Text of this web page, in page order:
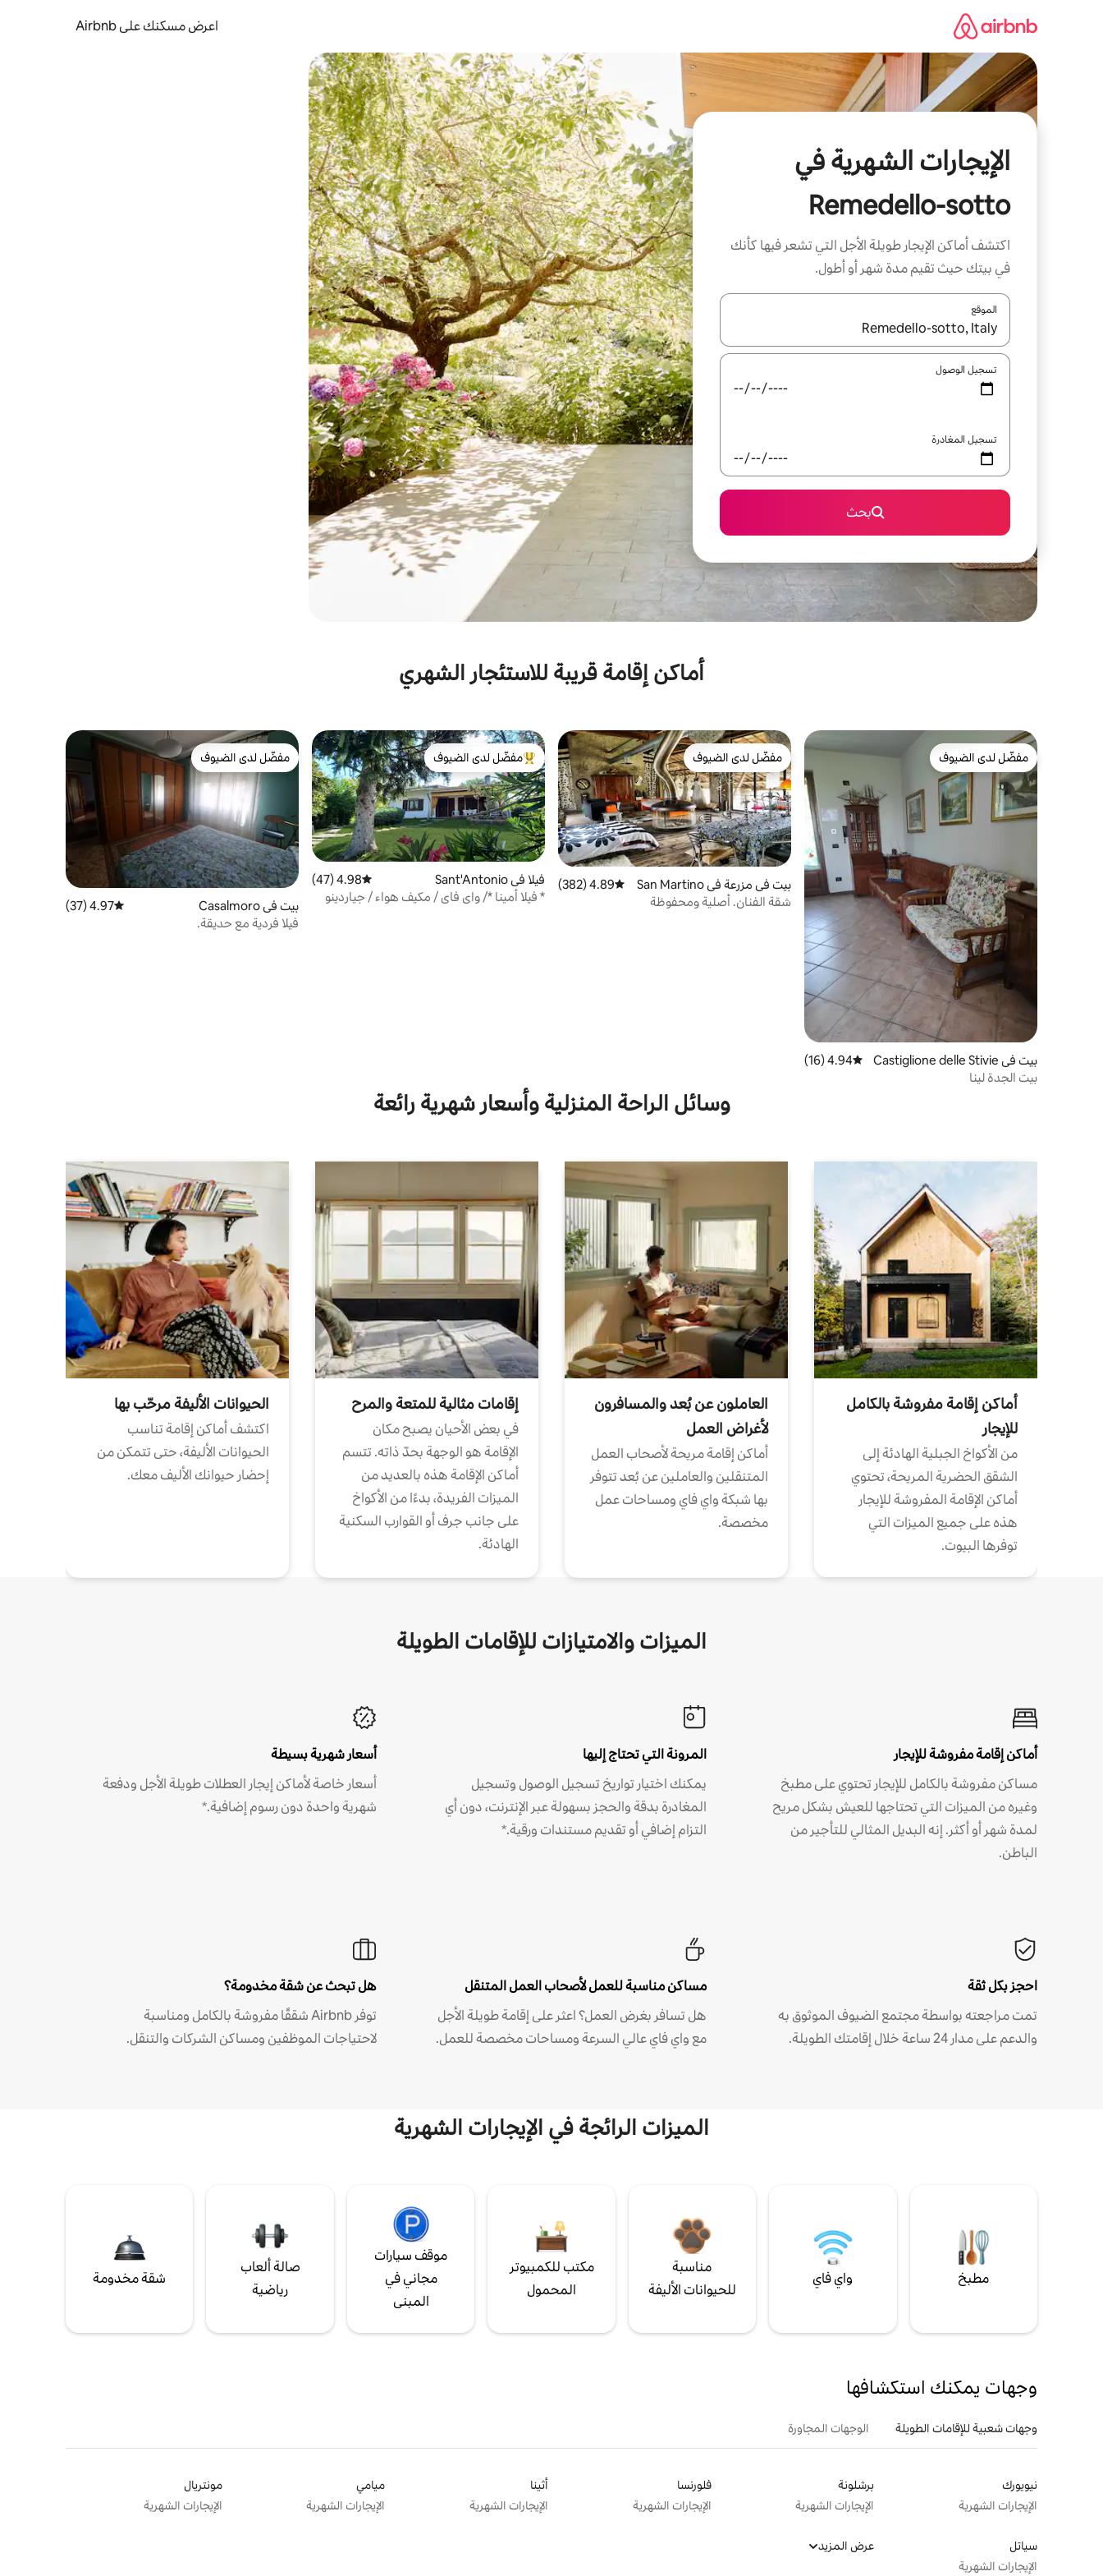
اعرض مسكنك على Airbnb
الإيجارات الشهرية في
Remedello-sotto
اكتشف أماكن الإيجار طويلة الأجل التي تشعر فيها كأنك
في بيتك حيث تقيم مدة شهر أو أطول.
الموقع
عند توفر النتائج، انتقل باستخدام السهمين لأعلى ولأسفل أو استكشف عن طريق اللمس أو السحب.
تسجيل الوصول
تسجيل المغادرة
بحث
أماكن إقامة قريبة للاستئجار الشهري
مفضّل لدى الضيوف
مفضّل لدى الضيوف
بيت في Castiglione delle Stivie
re
متوسط التقييم 4.94 من 5، 16 مراجعات
4.94 (16)
بيت الجدة لينا
مفضّل لدى الضيوف
مفضّل لدى الضيوف
بيت في مزرعة في San Martino
Gusnago
متوسط التقييم 4.89 من 5، 382 مراجعات
4.89 (382)
شقة الفنان. أصلية ومحفوظة
من أبرز البيوت المفضّلة لدى الضيوف
مفضّل لدى الضيوف
فيلا في Sant'Antonio متوسط التقييم 4.98 من 5، 47 مراجعات
4.98 (47)
* فيلا أمينا */ واي فاي / مكيف هواء / جياردينو
مفضّل لدى الضيوف
مفضّل لدى الضيوف
بيت في Casalmoro متوسط التقييم 4.97 من 5، 37 مراجعات
4.97 (37)
فيلا فردية مع حديقة.
وسائل الراحة المنزلية وأسعار شهرية رائعة
أماكن إقامة مفروشة بالكامل
للإيجار
من الأكواخ الجبلية الهادئة إلى
الشقق الحضرية المريحة، تحتوي
أماكن الإقامة المفروشة للإيجار
هذه على جميع الميزات التي
توفرها البيوت.
العاملون عن بُعد والمسافرون
لأغراض العمل
أماكن إقامة مريحة لأصحاب العمل
المتنقلين والعاملين عن بُعد تتوفر
بها شبكة واي فاي ومساحات عمل
مخصصة.
إقامات مثالية للمتعة والمرح
في بعض الأحيان يصبح مكان
الإقامة هو الوجهة بحدّ ذاته. تتسم
أماكن الإقامة هذه بالعديد من
الميزات الفريدة، بدءًا من الأكواخ
على جانب جرف أو القوارب السكنية
الهادئة.
الحيوانات الأليفة مرحّب بها
اكتشف أماكن إقامة تناسب
الحيوانات الأليفة، حتى تتمكن من
إحضار حيوانك الأليف معك.
الميزات والامتيازات للإقامات الطويلة
أماكن إقامة مفروشة للإيجار
مساكن مفروشة بالكامل للإيجار تحتوي على مطبخ
وغيره من الميزات التي تحتاجها للعيش بشكل مريح
لمدة شهر أو أكثر. إنه البديل المثالي للتأجير من
الباطن.
المرونة التي تحتاج إليها
يمكنك اختيار تواريخ تسجيل الوصول وتسجيل
المغادرة بدقة والحجز بسهولة عبر الإنترنت، دون أي
التزام إضافي أو تقديم مستندات ورقية.*
أسعار شهرية بسيطة
أسعار خاصة لأماكن إيجار العطلات طويلة الأجل ودفعة
شهرية واحدة دون رسوم إضافية.*
احجز بكل ثقة
تمت مراجعته بواسطة مجتمع الضيوف الموثوق به
والدعم على مدار 24 ساعة خلال إقامتك الطويلة.
مساكن مناسبة للعمل لأصحاب العمل المتنقل
هل تسافر بغرض العمل؟ اعثر على إقامة طويلة الأجل
مع واي فاي عالي السرعة ومساحات مخصصة للعمل.
هل تبحث عن شقة مخدومة؟
توفر Airbnb شققًا مفروشة بالكامل ومناسبة
لاحتياجات الموظفين ومساكن الشركات والتنقل.
الميزات الرائجة في الإيجارات الشهرية
مطبخ واي فاي
مناسبة
للحيوانات الأليفة
مكتب للكمبيوتر
المحمول
موقف سيارات
مجاني في
المبنى
صالة ألعاب
رياضية
شقة مخدومة
وجهات يمكنك استكشافها
وجهات شعبية للإقامات الطويلة الوجهات المجاورة
نيويورك
الإيجارات الشهرية
برشلونة
الإيجارات الشهرية
فلورنسا
الإيجارات الشهرية
أثينا
الإيجارات الشهرية
ميامي
الإيجارات الشهرية
مونتريال
الإيجارات الشهرية
سياتل
الإيجارات الشهرية
عرض المزيد